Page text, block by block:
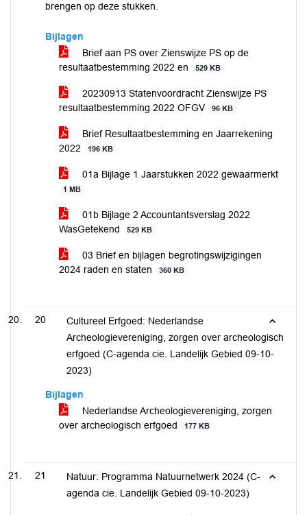
brengen op deze stukken.
Bijlagen
Brief aan PS over Zienswijze PS op de
resultaatbestemming 2022 en
529 KB
20230913 Statenvoordracht Zienswijze PS
resultaatbestemming 2022 OFGV
96 KB
Brief Resultaatbestemming en Jaarrekening
2022
196 KB
01a Bijlage 1 Jaarstukken 2022 gewaarmerkt
1 MB
01b Bijlage 2 Accountantsverslag 2022
WasGetekend
529 KB
03 Brief en bijlagen begrotingswijzigingen
2024 raden en staten
360 KB
20
Cultureel Erfgoed: Nederlandse
Archeologievereniging, zorgen over archeologisch
erfgoed (C-agenda cie. Landelijk Gebied 09-10-
2023)
Bijlagen
Nederlandse Archeologievereniging, zorgen
over archeologisch erfgoed
177 KB
21
Natuur: Programma Natuurnetwerk 2024 (C-
agenda cie. Landelijk Gebied 09-10-2023)